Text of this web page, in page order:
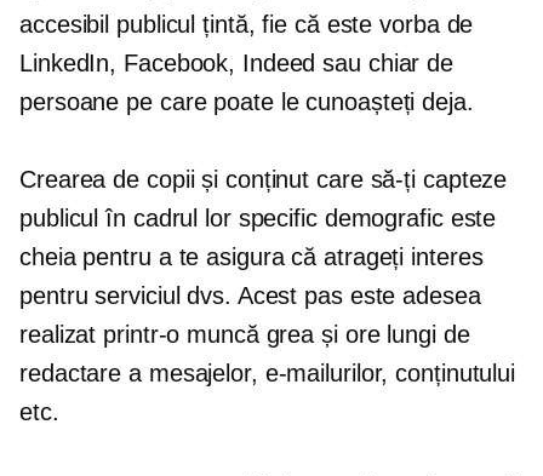
accesibil publicul țintă, fie că este vorba de
LinkedIn, Facebook, Indeed sau chiar de
persoane pe care poate le cunoașteți deja.
Crearea de copii și conținut care să-ți capteze
publicul în cadrul lor specific demografic este
cheia pentru a te asigura că atrageți interes
pentru serviciul dvs. Acest pas este adesea
realizat printr-o muncă grea și ore lungi de
redactare a mesajelor, e-mailurilor, conținutului
etc.